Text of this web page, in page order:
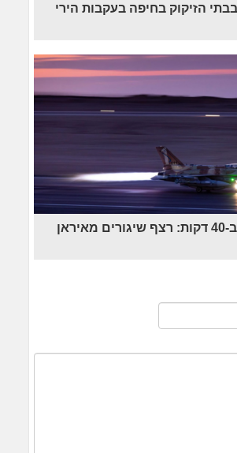
הזיקוק בחיפה בעקבות הירי
ארבע פעמים ב-40 דקות: רצף שיגורים מאיראן